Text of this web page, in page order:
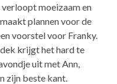
moeizaam en
plannen voor de
voorstel voor Franky.
krijgt het hard te
uit met Ann,
zijn beste kant.